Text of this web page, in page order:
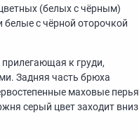
(белых с чёрным)
белые с чёрной оторочкой
к груди,
Задняя часть брюха
маховые перья
серый цвет заходит вниз